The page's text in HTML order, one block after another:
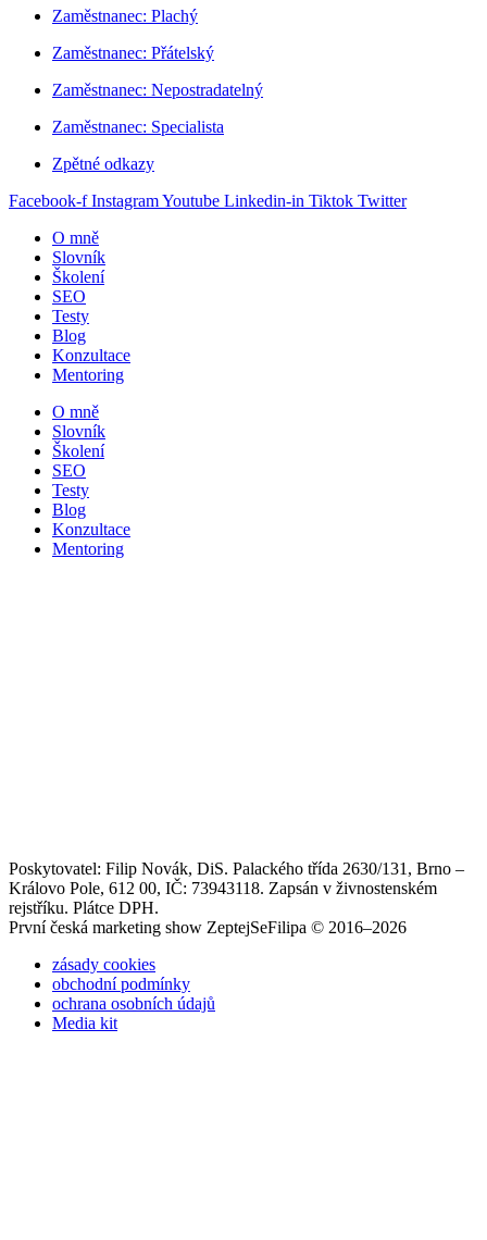
Zaměstnanec: Plachý
Zaměstnanec: Přátelský
Zaměstnanec: Nepostradatelný
Zaměstnanec: Specialista
Zpětné odkazy
Facebook-f InstagramYoutube Linkedin-in Tiktok Twitter
O mně
Slovník
Školení
SEO
Testy
Blog
Konzultace
Mentoring
O mně
Slovník
Školení
SEO
Testy
Blog
Konzultace
Mentoring
Poskytovatel: Filip Novák, DiS. Palackého třída 2630/131, Brno –
Královo Pole, 612 00, IČ: 73943118. Zapsán v živnostenském
rejstříku. Plátce DPH.
První česká marketing show ZeptejSeFilipa © 2016–2026
zásady cookies
obchodní podmínky
ochrana osobních údajů
Media kit